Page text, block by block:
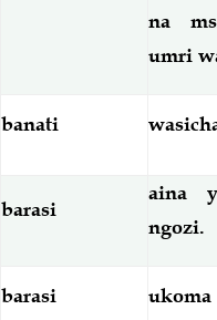
na
umri
banati
barasi
aina
ngozi.
barasi ukoma